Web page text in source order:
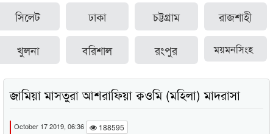
সিলেট ঢাকা চট্টগ্রাম রাজশাহী
খুলনা বরিশাল রংপুর ময়মনসিংহ
জামিয়া মাসতুরা আশরাফিয়া ক্বওমি (মহিলা) মাদরাসা
October 17 2019, 06:36 188595